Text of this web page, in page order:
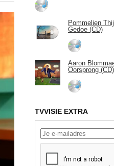
Pommelien
Gedoe (CD)
Aaron
Oorsprong (CD)
TVVISIE EXTRA